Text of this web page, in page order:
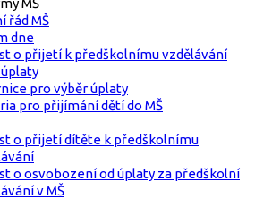
MŠ
řád MŠ
dne
o přijetí k předškolnímu vzdělávání
pro výběr úplaty
pro přijímání dětí do MŠ
o přijetí dítěte k předškolnímu
o osvobození od úplaty za předškolní
v MŠ